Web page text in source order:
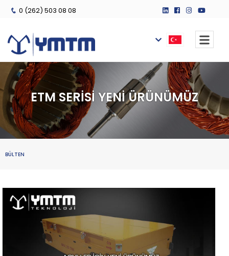
0 (262) 503 08 08
ETM SERİSİ YENİ ÜRÜNÜMÜZ
BÜLTEN